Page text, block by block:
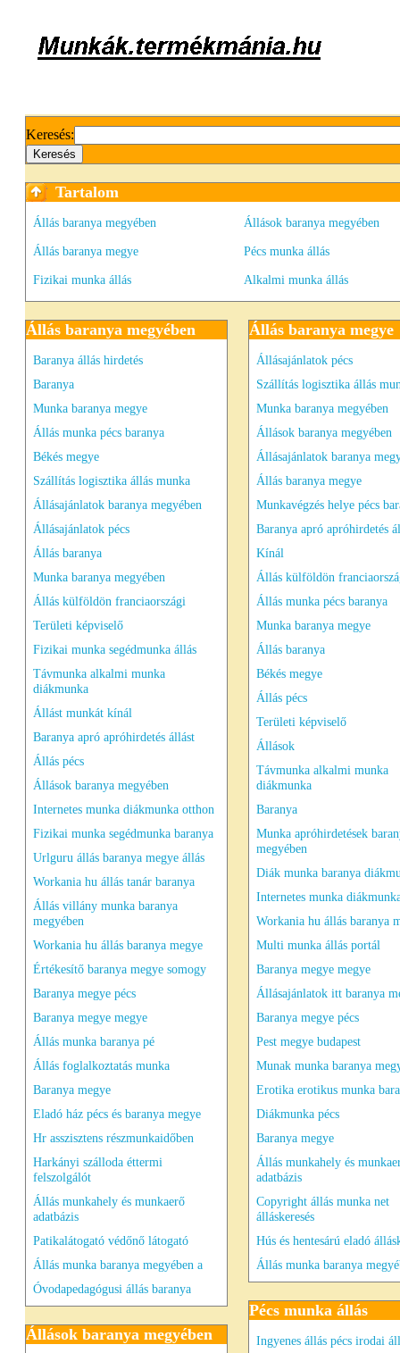
Keresés:
Tartalom
Állás baranya megyében
Állások baranya megyében
Állás baranya megye
Pécs munka állás
Fizikai munka állás
Alkalmi munka állás
Állás baranya megyében
Baranya állás hirdetés
Baranya
Munka baranya megye
Állás munka pécs baranya
Békés megye
Szállítás logisztika állás munka
Állásajánlatok baranya megyében
Állásajánlatok pécs
Állás baranya
Munka baranya megyében
Állás külföldön franciaországi
Területi képviselő
Fizikai munka segédmunka állás
Távmunka alkalmi munka
diákmunka
Állást munkát kínál
Baranya apró apróhirdetés állást
Állás pécs
Állások baranya megyében
Internetes munka diákmunka otthon
Fizikai munka segédmunka baranya
Urlguru állás baranya megye állás
Workania hu állás tanár baranya
Állás villány munka baranya
megyében
Workania hu állás baranya megye
Értékesítő baranya megye somogy
Baranya megye pécs
Baranya megye megye
Állás munka baranya pé
Állás foglalkoztatás munka
Baranya megye
Eladó ház pécs és baranya megye
Hr asszisztens részmunkaidőben
Harkányi szálloda éttermi
felszolgálót
Állás munkahely és munkaerő
adatbázis
Patikalátogató védőnő látogató
Állás munka baranya megyében a
Óvodapedagógusi állás baranya
Állások baranya megyében
Állás baranya megye
Állásajánlatok pécs
Szállítás logisztika állás
Munka baranya megyében
Állások baranya megyében
Állásajánlatok baranya
Állás baranya megye
Munkavégzés helye pécs
Baranya apró apróhirdetés
Kínál
Állás külföldön
Állás munka pécs baranya
Munka baranya megye
Állás baranya
Békés megye
Állás pécs
Területi képviselő
Állások
Távmunka alkalmi munka
diákmunka
Baranya
Munka apróhirdetések
megyében
Diák munka baranya
Internetes munka
Workania hu állás baranya
Multi munka állás portál
Baranya megye megye
Állásajánlatok itt baranya
Baranya megye pécs
Pest megye budapest
Munak munka baranya
Erotika erotikus munka
Diákmunka pécs
Baranya megye
Állás munkahely és
adatbázis
Copyright állás munka net
álláskeresés
Hús és hentesárú eladó
Állás munka baranya
Pécs munka állás
Ingyenes állás pécs irodai